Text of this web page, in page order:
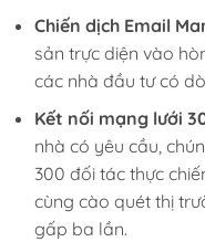
Chiến dịch Email
sản trực diện vào
các nhà đầu tư có
Kết nối mạng lưới
nhà có yêu cầu,
300 đối tác thực
cùng cào quét thị
gấp ba lần.